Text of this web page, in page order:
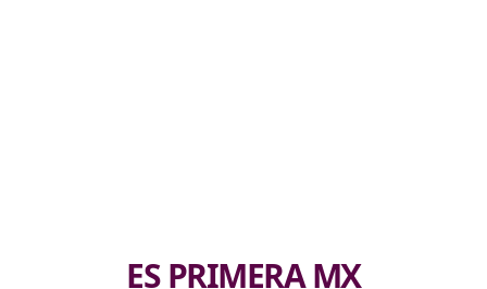
ES PRIMERA MX